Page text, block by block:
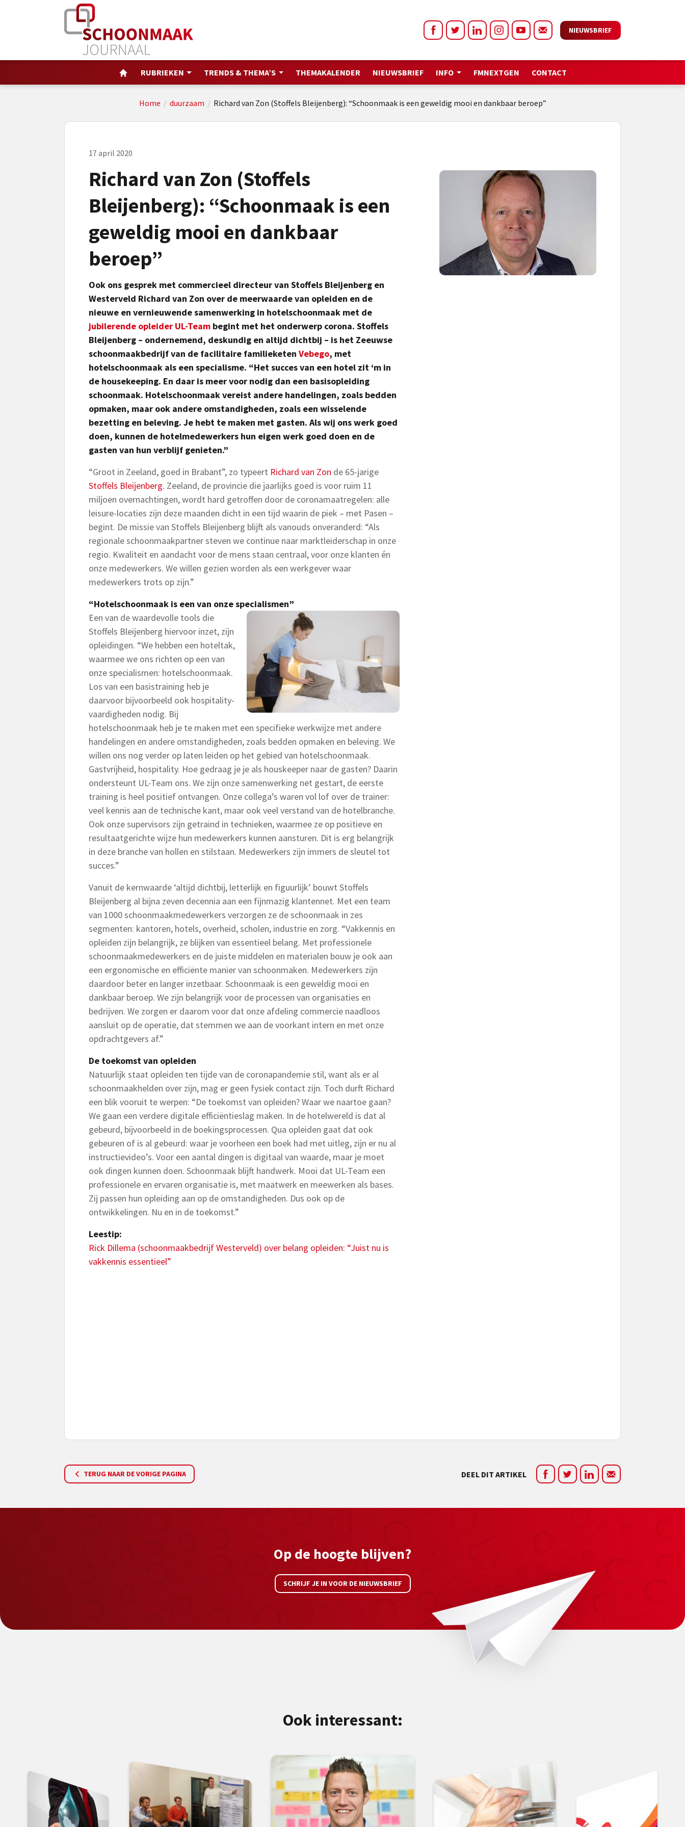
NIEUWSBRIEF
RUBRIEKEN TRENDS & THEMA’S THEMAKALENDER NIEUWSBRIEF INFO FMNEXTGEN CONTACT
Home / duurzaam / Richard van Zon (Stoffels Bleijenberg): “Schoonmaak is een geweldig mooi en dankbaar beroep”
17 april 2020
Richard van Zon (Stoffels
Bleijenberg): “Schoonmaak is een
geweldig mooi en dankbaar
beroep”
Ook ons gesprek met commercieel directeur van Stoffels Bleijenberg en
Westerveld Richard van Zon over de meerwaarde van opleiden en de
nieuwe en vernieuwende samenwerking in hotelschoonmaak met de
jubilerende opleider UL-Team begint met het onderwerp corona. Stoffels
Bleijenberg – ondernemend, deskundig en altijd dichtbij – is het Zeeuwse
schoonmaakbedrijf van de facilitaire familieketen Vebego, met
hotelschoonmaak als een specialisme. “Het succes van een hotel zit ‘m in
de housekeeping. En daar is meer voor nodig dan een basisopleiding
schoonmaak. Hotelschoonmaak vereist andere handelingen, zoals bedden
opmaken, maar ook andere omstandigheden, zoals een wisselende
bezetting en beleving. Je hebt te maken met gasten. Als wij ons werk goed
doen, kunnen de hotelmedewerkers hun eigen werk goed doen en de
gasten van hun verblijf genieten.”
“Groot in Zeeland, goed in Brabant”, zo typeert Richard van Zon de 65-jarige
Stoffels Bleijenberg. Zeeland, de provincie die jaarlijks goed is voor ruim 11
miljoen overnachtingen, wordt hard getroffen door de coronamaatregelen: alle
leisure-locaties zijn deze maanden dicht in een tijd waarin de piek – met Pasen –
begint. De missie van Stoffels Bleijenberg blijft als vanouds onveranderd: “Als
regionale schoonmaakpartner steven we continue naar marktleiderschap in onze
regio. Kwaliteit en aandacht voor de mens staan centraal, voor onze klanten én
onze medewerkers. We willen gezien worden als een werkgever waar
medewerkers trots op zijn.”
“Hotelschoonmaak is een van onze specialismen”
Een van de waardevolle tools die
Stoffels Bleijenberg hiervoor inzet, zijn
opleidingen. “We hebben een hoteltak,
waarmee we ons richten op een van
onze specialismen: hotelschoonmaak.
Los van een basistraining heb je
daarvoor bijvoorbeeld ook hospitality-
vaardigheden nodig. Bij
hotelschoonmaak heb je te maken met een specifieke werkwijze met andere
handelingen en andere omstandigheden, zoals bedden opmaken en beleving. We
willen ons nog verder op laten leiden op het gebied van hotelschoonmaak.
Gastvrijheid, hospitality. Hoe gedraag je je als houskeeper naar de gasten? Daarin
ondersteunt UL-Team ons. We zijn onze samenwerking net gestart, de eerste
training is heel positief ontvangen. Onze collega’s waren vol lof over de trainer:
veel kennis aan de technische kant, maar ook veel verstand van de hotelbranche.
Ook onze supervisors zijn getraind in technieken, waarmee ze op positieve en
resultaatgerichte wijze hun medewerkers kunnen aansturen. Dit is erg belangrijk
in deze branche van hollen en stilstaan. Medewerkers zijn immers de sleutel tot
succes.”
Vanuit de kernwaarde ‘altijd dichtbij, letterlijk en figuurlijk’ bouwt Stoffels
Bleijenberg al bijna zeven decennia aan een fijnmazig klantennet. Met een team
van 1000 schoonmaakmedewerkers verzorgen ze de schoonmaak in zes
segmenten: kantoren, hotels, overheid, scholen, industrie en zorg. “Vakkennis en
opleiden zijn belangrijk, ze blijken van essentieel belang. Met professionele
schoonmaakmedewerkers en de juiste middelen en materialen bouw je ook aan
een ergonomische en efficiënte manier van schoonmaken. Medewerkers zijn
daardoor beter en langer inzetbaar. Schoonmaak is een geweldig mooi en
dankbaar beroep. We zijn belangrijk voor de processen van organisaties en
bedrijven. We zorgen er daarom voor dat onze afdeling commercie naadloos
aansluit op de operatie, dat stemmen we aan de voorkant intern en met onze
opdrachtgevers af.”
De toekomst van opleiden
Natuurlijk staat opleiden ten tijde van de coronapandemie stil, want als er al
schoonmaakhelden over zijn, mag er geen fysiek contact zijn. Toch durft Richard
een blik vooruit te werpen: “De toekomst van opleiden? Waar we naartoe gaan?
We gaan een verdere digitale efficiëntieslag maken. In de hotelwereld is dat al
gebeurd, bijvoorbeeld in de boekingsprocessen. Qua opleiden gaat dat ook
gebeuren of is al gebeurd: waar je voorheen een boek had met uitleg, zijn er nu al
instructievideo’s. Voor een aantal dingen is digitaal van waarde, maar je moet
ook dingen kunnen doen. Schoonmaak blijft handwerk. Mooi dat UL-Team een
professionele en ervaren organisatie is, met maatwerk en meewerken als bases.
Zij passen hun opleiding aan op de omstandigheden. Dus ook op de
ontwikkelingen. Nu en in de toekomst.”
Leestip:
Rick Dillema (schoonmaakbedrijf Westerveld) over belang opleiden: “Juist nu is
vakkennis essentieel”
TERUG NAAR DE VORIGE PAGINA DEEL DIT ARTIKEL
Op de hoogte blijven?
SCHRIJF JE IN VOOR DE NIEUWSBRIEF
Ook interessant: